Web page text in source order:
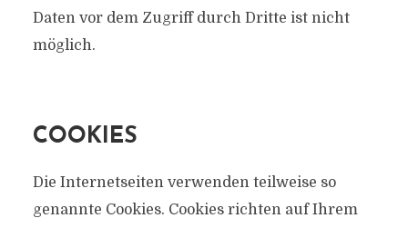
Daten vor dem Zugriff durch Dritte ist nicht
möglich.
COOKIES
Die Internetseiten verwenden teilweise so
genannte Cookies. Cookies richten auf Ihrem